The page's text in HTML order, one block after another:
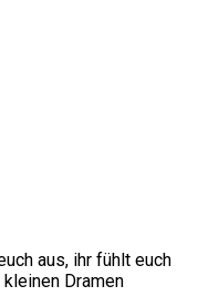
aus, ihr fühlt euch
Dramen